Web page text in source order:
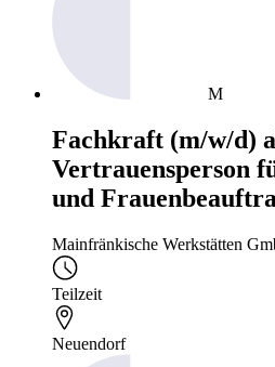
M
Fachkraft (m/w/d)
Vertrauensperson
und
Mainfränkische Werkstätten
Teilzeit
Neuendorf